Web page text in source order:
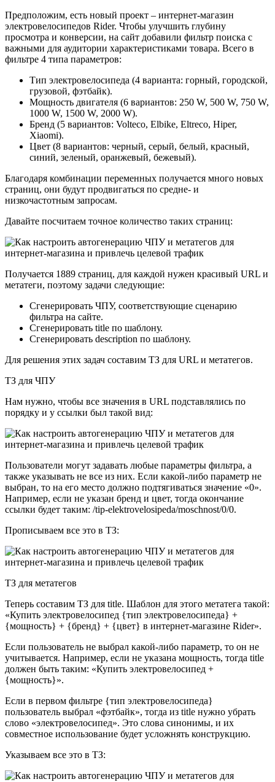
Предположим, есть новый проект – интернет-магазин
электровелосипедов Rider. Чтобы улучшить глубину
просмотра и конверсии, на сайт добавили фильтр поиска с
важными для аудитории характеристиками товара. Всего в
фильтре 4 типа параметров:
Тип электровелосипеда (4 варианта: горный, городской,
грузовой, фэтбайк).
Мощность двигателя (6 вариантов: 250 W, 500 W, 750 W,
1000 W, 1500 W, 2000 W).
Бренд (5 вариантов: Volteco, Elbike, Eltreco, Hiper,
Xiaomi).
Цвет (8 вариантов: черный, серый, белый, красный,
синий, зеленый, оранжевый, бежевый).
Благодаря комбинации переменных получается много новых
страниц, они будут продвигаться по средне- и
низкочастотным запросам.
Давайте посчитаем точное количество таких страниц:
Получается 1889 страниц, для каждой нужен красивый URL и
метатеги, поэтому задачи следующие:
Сгенерировать ЧПУ, соответствующие сценарию
фильтра на сайте.
Сгенерировать title по шаблону.
Сгенерировать description по шаблону.
Для решения этих задач составим ТЗ для URL и метатегов.
ТЗ для ЧПУ
Нам нужно, чтобы все значения в URL подставлялись по
порядку и у ссылки был такой вид:
Пользователи могут задавать любые параметры фильтра, а
также указывать не все из них. Если какой-либо параметр не
выбран, то на его место должно подтягиваться значение «0».
Например, если не указан бренд и цвет, тогда окончание
ссылки будет таким: /tip-elektrovelosipeda/moschnost/0/0.
Прописываем все это в ТЗ:
ТЗ для метатегов
Теперь составим ТЗ для title. Шаблон для этого метатега такой:
«Купить электровелосипед {тип электровелосипеда} +
{мощность} + {бренд} + {цвет} в интернет-магазине Rider».
Если пользователь не выбрал какой-либо параметр, то он не
учитывается. Например, если не указана мощность, тогда title
должен быть таким: «Купить электровелосипед +
{мощность}».
Если в первом фильтре {тип электровелосипеда}
пользователь выбрал «фэтбайк», тогда из title нужно убрать
слово «электровелосипед». Это слова синонимы, и их
совместное использование будет усложнять конструкцию.
Указываем все это в ТЗ: